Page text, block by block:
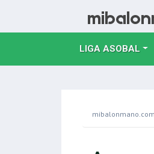
LIGA ASOBAL
mibalonmano.com